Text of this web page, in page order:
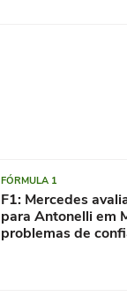
FÓRMULA 1
F1: Mercedes
para Antonelli em
problemas de